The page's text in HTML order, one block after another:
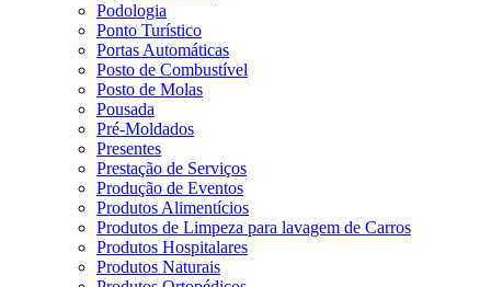
Podologia
Ponto Turístico
Portas Automáticas
Posto de Combustível
Posto de Molas
Pousada
Pré-Moldados
Presentes
Prestação de Serviços
Produção de Eventos
Produtos Alimentícios
Produtos de Limpeza para lavagem de Carros
Produtos Hospitalares
Produtos Naturais